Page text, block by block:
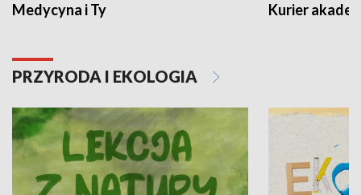
Medycyna i Ty Kurier
PRZYRODA I EKOLOGIA